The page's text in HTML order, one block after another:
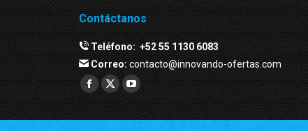
Contáctanos
Teléfono:+52 55 1130 6083
Correo:contacto@innovando-ofertas.com
Facebook
page
Twitter
page
YouTube
page